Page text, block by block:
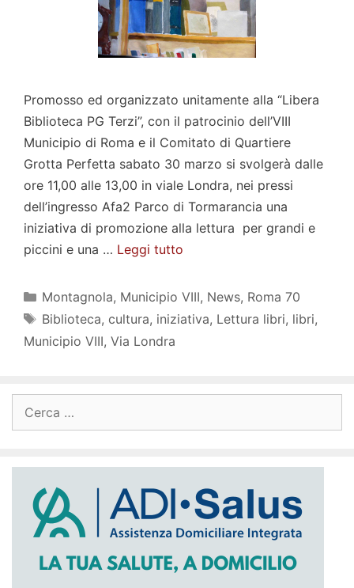
Promosso ed organizzato unitamente alla “Libera
Biblioteca PG Terzi”, con il patrocinio dell’VIII
Municipio di Roma e il Comitato di Quartiere
Grotta Perfetta sabato 30 marzo si svolgerà dalle
ore 11,00 alle 13,00 in viale Londra, nei pressi
dell’ingresso Afa2 Parco di Tormarancia una
iniziativa di promozione alla lettura per grandi e
piccini e una … Leggi tutto
Categorie
Montagnola, Municipio VIII, News, Roma 70
Tag
Biblioteca, cultura, iniziativa, Lettura libri, libri,
Municipio VIII, Via Londra
per: